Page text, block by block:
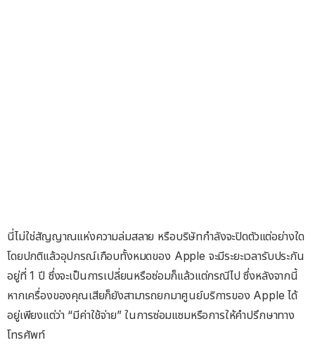
นี่ไม่ใช่สัญญาณแห่งความล่มสลาย หรือบริษัทกำลังจะปิดตัวแต่อย่างใด
โดยปกติแล้วอุปกรณ์เกือบทั้งหมดของ Apple จะมีระยะเวลารับประกัน
อยู่ที่ 1 ปี ซึ่งจะเป็นการเปลี่ยนหรือซ่อมก็แล้วแต่กรณีไป ซึ่งหลังจากนี้
หากเครื่องของคุณเสียก็ยังสามารถยกมาศูนย์บริการของ Apple ได้
อยู่เพียงแต่ว่า “มีค่าใช้จ่าย” ในการซ่อมแซมหรือการให้คำปรึกษาทาง
โทรศัพท์